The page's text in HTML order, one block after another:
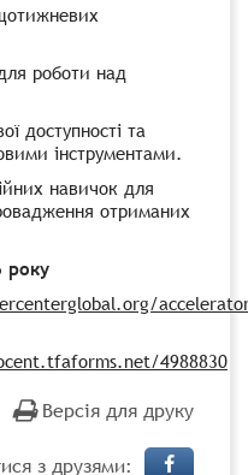
роботи над
доступності та
інструментами.
навичок для
отриманих
року
4988830
Версія для друку
з друзями: